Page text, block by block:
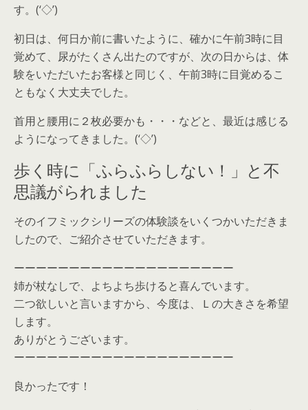
す。(‘◇’)ゞ
初日は、何日か前に書いたように、確かに午前3時に目
覚めて、尿がたくさん出たのですが、次の日からは、体
験をいただいたお客様と同じく、午前3時に目覚めるこ
ともなく大丈夫でした。
首用と腰用に２枚必要かも・・・などと、最近は感じる
ようになってきました。(‘◇’)ゞ
歩く時に「ふらふらしない！」と不
思議がられました
そのイフミックシリーズの体験談をいくつかいただきま
したので、ご紹介させていただきます。
ーーーーーーーーーーーーーーーーーーーー
姉が杖なしで、よちよち歩けると喜んでいます。
二つ欲しいと言いますから、今度は、Ｌの大きさを希望
します。
ありがとうございます。
ーーーーーーーーーーーーーーーーーーーー
良かったです！